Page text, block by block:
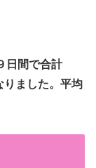
日間で合計
りました。平均